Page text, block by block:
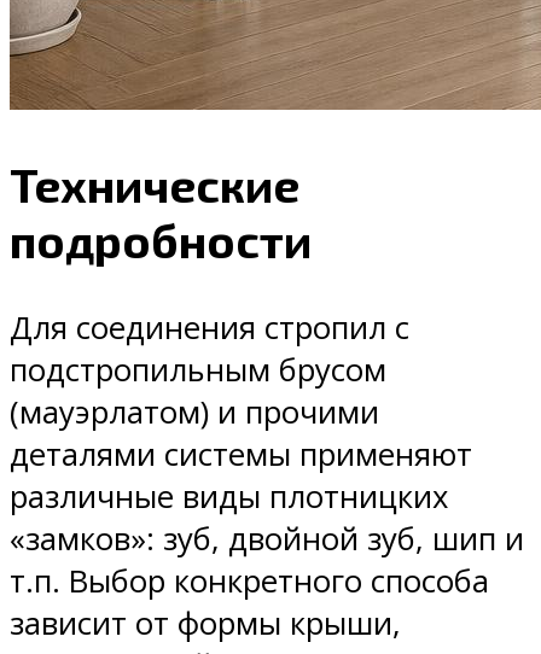
Технические
подробности
Для соединения стропил с
подстропильным брусом
(мауэрлатом) и прочими
деталями системы применяют
различные виды плотницких
«замков»: зуб, двойной зуб, шип и
т.п. Выбор конкретного способа
зависит от формы крыши,